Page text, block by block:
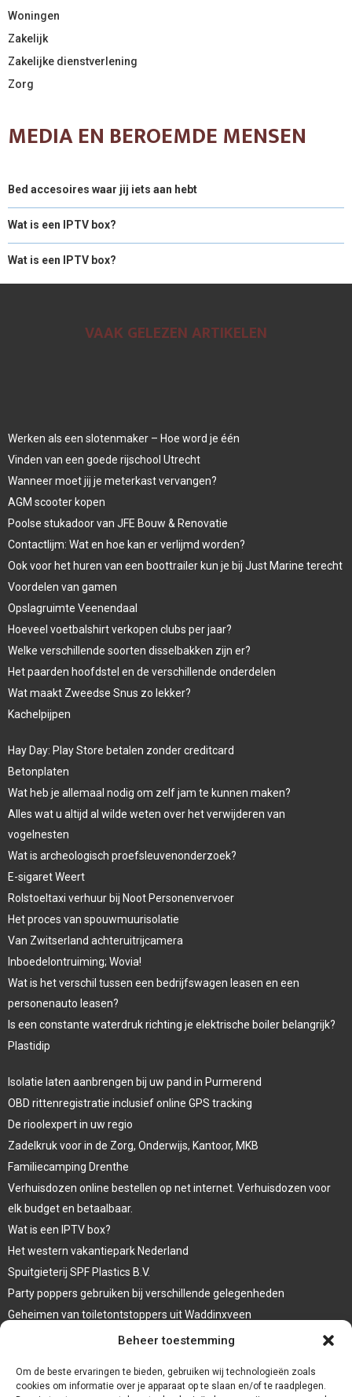
Beheer toestemming
Om de beste ervaringen te bieden, gebruiken wij technologieën zoals
cookies om informatie over je apparaat op te slaan en/of te raadplegen.
Woningen
Zakelijk
Zakelijke dienstverlening
Zorg
MEDIA EN BEROEMDE MENSEN
Bed accesoires waar jij iets aan hebt
Wat is een IPTV box?
Wat is een IPTV box?
VAAK GELEZEN ARTIKELEN
Werken als een slotenmaker – Hoe word je één
Vinden van een goede rijschool Utrecht
Wanneer moet jij je meterkast vervangen?
AGM scooter kopen
Poolse stukadoor van JFE Bouw & Renovatie
Contactlijm: Wat en hoe kan er verlijmd worden?
Ook voor het huren van een boottrailer kun je bij Just Marine terecht
Voordelen van gamen
Opslagruimte Veenendaal
Hoeveel voetbalshirt verkopen clubs per jaar?
Welke verschillende soorten disselbakken zijn er?
Het paarden hoofdstel en de verschillende onderdelen
Wat maakt Zweedse Snus zo lekker?
Kachelpijpen
Hay Day: Play Store betalen zonder creditcard
Betonplaten
Wat heb je allemaal nodig om zelf jam te kunnen maken?
Alles wat u altijd al wilde weten over het verwijderen van
vogelnesten
Wat is archeologisch proefsleuvenonderzoek?
E-sigaret Weert
Rolstoeltaxi verhuur bij Noot Personenvervoer
Het proces van spouwmuurisolatie
Van Zwitserland achteruitrijcamera
Inboedelontruiming; Wovia!
Wat is het verschil tussen een bedrijfswagen leasen en een
personenauto leasen?
Is een constante waterdruk richting je elektrische boiler belangrijk?
Plastidip
Isolatie laten aanbrengen bij uw pand in Purmerend
OBD rittenregistratie inclusief online GPS tracking
De rioolexpert in uw regio
Zadelkruk voor in de Zorg, Onderwijs, Kantoor, MKB
Familiecamping Drenthe
Verhuisdozen online bestellen op net internet. Verhuisdozen voor
elk budget en betaalbaar.
Wat is een IPTV box?
Het western vakantiepark Nederland
Spuitgieterij SPF Plastics B.V.
Party poppers gebruiken bij verschillende gelegenheden
Geheimen van toiletontstoppers uit Waddinxveen
Vormen van terrasaankleding